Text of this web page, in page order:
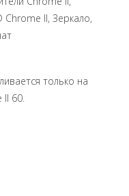
II, Зеркало,
только на
60.